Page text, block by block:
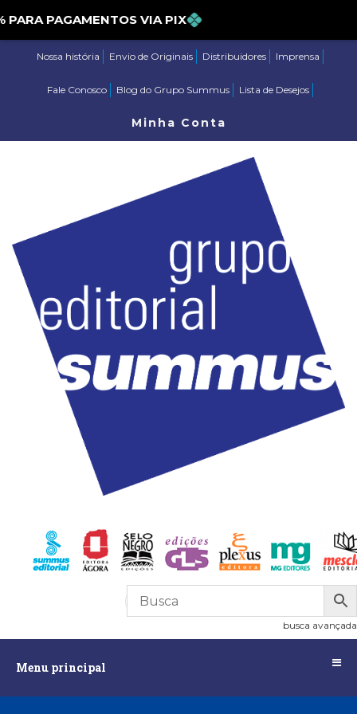
PAGAMENTOS VIA PIX
Nossa história Envio de Originais Distribuidores Imprensa
Fale Conosco Blog do Grupo Summus Lista de Desejos
Minha Conta
R$0,00
busca avançada
Menu principal
principalAssuntos